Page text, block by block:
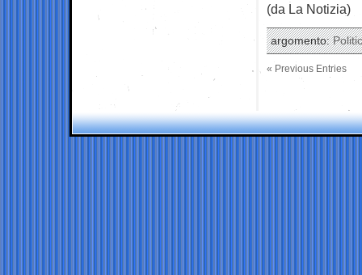
(da La Notizia)
argomento:
« Previous Entries